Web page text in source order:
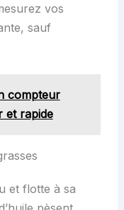
vos
sauf
compteur
et rapide
et flotte à sa